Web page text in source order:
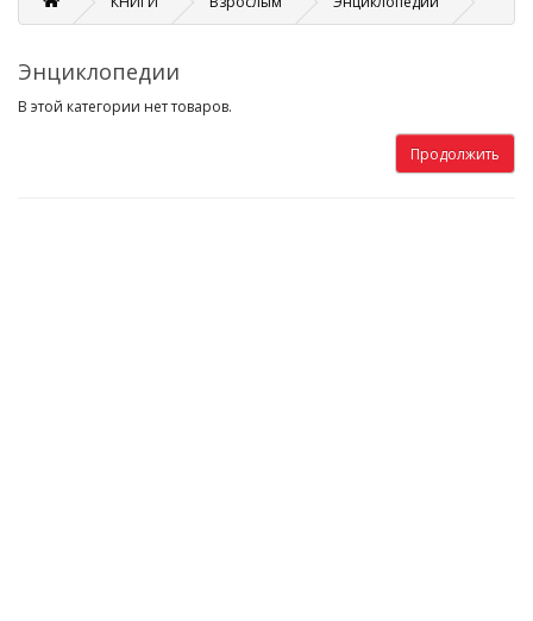
Энциклопедии
В этой категории нет товаров.
Продолжить